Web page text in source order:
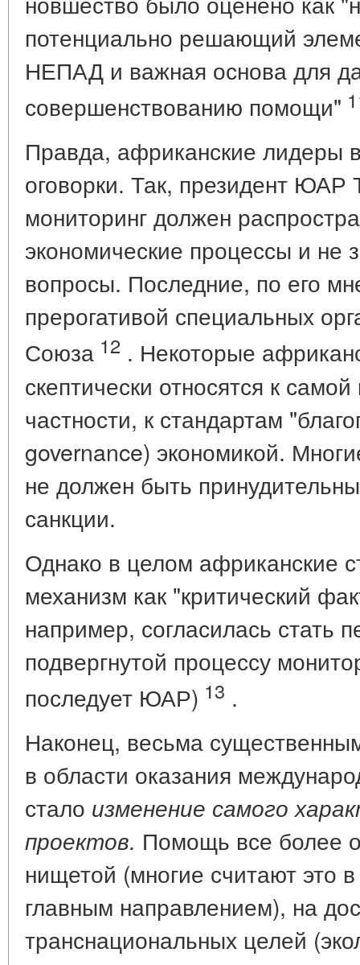
потенциально решающий
НЕПАД и важная основа для
совершенствованию помощи"
Правда, африканские лидеры
оговорки. Так, президент ЮАР
мониторинг должен
экономические процессы и не
вопросы. Последние, по его
прерогативой специальных
Союза 12 . Некоторые
скептически относятся к
частности, к стандартам
governance) экономикой.
не должен быть
санкции.
Однако в целом африканские
механизм как "критический
например, согласилась стать
подвергнутой процессу
последует ЮАР) 13 .
Наконец, весьма
в области оказания
стало изменение самого
проектов. Помощь все более
нищетой (многие считают это
главным направлением), на
транснациональных целей